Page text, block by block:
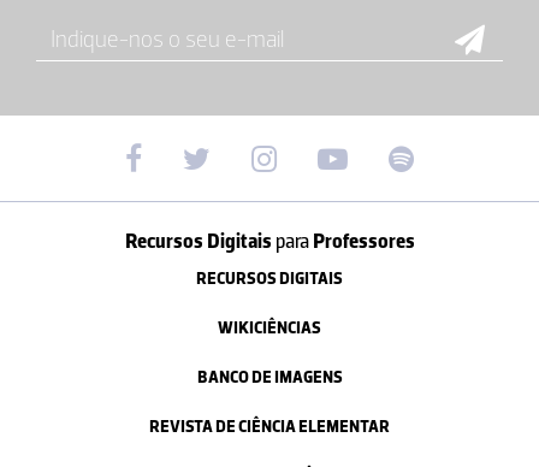
Recursos Digitais paraProfessores
RECURSOS DIGITAIS
WIKICIÊNCIAS
BANCO DE IMAGENS
REVISTA DE CIÊNCIA ELEMENTAR